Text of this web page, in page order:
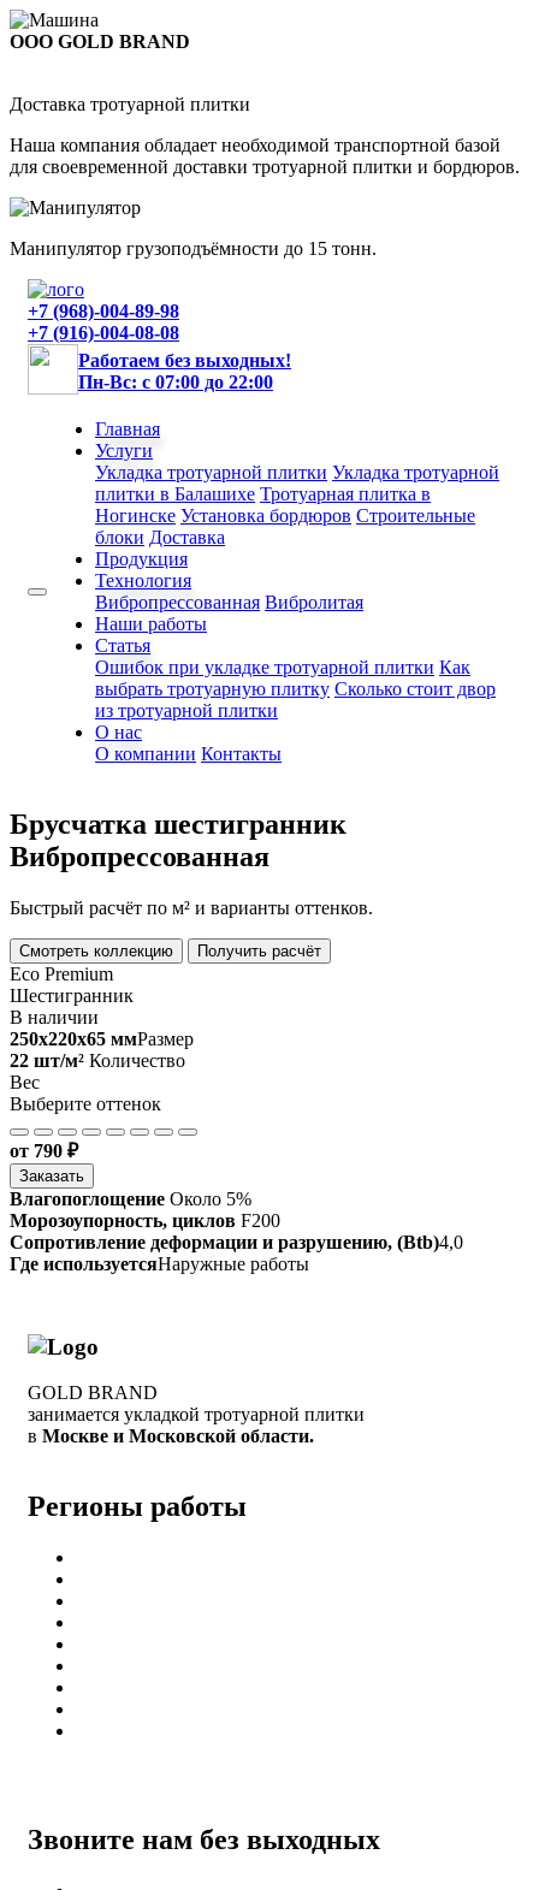
ООО GOLD BRAND
Доставка тротуарной плитки
Наша компания обладает необходимой транспортной базой
для своевременной доставки тротуарной плитки и бордюров.
Манипулятор грузоподъёмности до 15 тонн.
+7 (968)-004-89-98
+7 (916)-004-08-08
Работаем без выходных!
Пн-Вс: с 07:00 до 22:00
Главная
Услуги
Укладка тротуарной плитки Укладка тротуарной
плитки в Балашихе Тротуарная плитка в
Ногинске Установка бордюров Строительные
блоки Доставка
Продукция
Технология
Вибропрессованная Вибролитая
Наши работы
Статья
Ошибок при укладке тротуарной плитки Как
выбрать тротуарную плитку Сколько стоит двор
из тротуарной плитки
О нас
О компании Контакты
Брусчатка шестигранник
Вибропрессованная
Быстрый расчёт по м² и варианты оттенков.
Смотреть коллекцию Получить расчёт
Eco Premium
Шестигранник
В наличии
250х220х65 ммРазмер
22 шт/м² Количество
Вес
Выберите оттенок
от 790 ₽
Заказать
Влагопоглощение Около 5%
Морозоупорность, циклов F200
Сопротивление деформации и разрушению, (Btb)4,0
Где используетсяНаружные работы
GOLD BRAND
занимается укладкой тротуарной плитки
в Москве и Московской области.
Регионы работы
Звоните нам без выходных